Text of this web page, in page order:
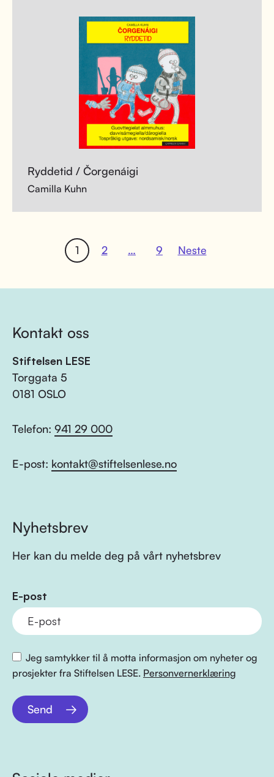
Ryddetid / Čorgenáigi
Camilla Kuhn
1 2 … 9 Neste
Kontakt oss
Stiftelsen LESE
Torggata 5
0181 OSLO
Telefon: 941 29 000
E-post: kontakt@stiftelsenlese.no
Nyhetsbrev
Her kan du melde deg på vårt nyhetsbrev
E-post
Jeg samtykker til å motta informasjon om nyheter og
prosjekter fra Stiftelsen LESE. Personvernerklæring
Send